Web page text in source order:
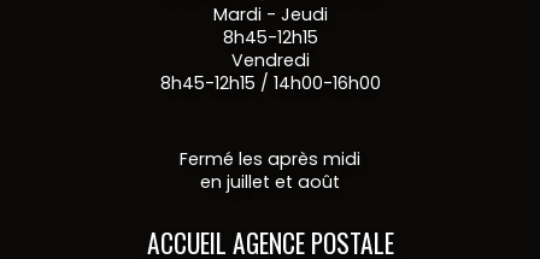
Mardi - Jeudi
8h45-12h15
Vendredi
8h45-12h15 / 14h00-16h00
Fermé les après midi
en juillet et août
ACCUEIL AGENCE POSTALE